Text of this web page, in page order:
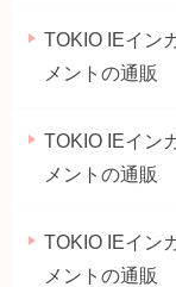
TOKIO IEイン
メントの通販
TOKIO IEイン
メントの通販
TOKIO IEイン
メントの通販